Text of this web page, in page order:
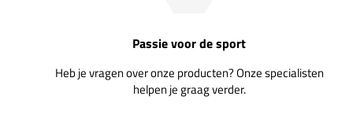
Passie voor de sport
Heb je vragen over onze producten? Onze specialisten
helpen je graag verder.